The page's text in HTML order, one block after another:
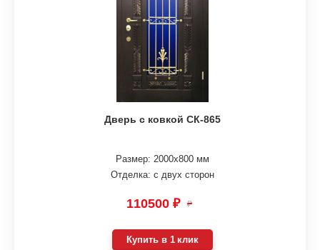
Дверь с ковкой СК-865
Размер: 2000х800 мм
Отделка: с двух сторон
110500 ₽ ₽
Купить в 1 клик